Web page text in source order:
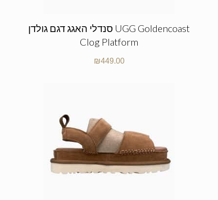
סנדלי האגג דגם גולדן UGG Goldencoast
Clog Platform
₪449.00